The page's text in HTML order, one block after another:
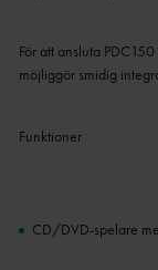
För att ansluta
möjliggör smidig
Funktioner
CD/DVD-spelare